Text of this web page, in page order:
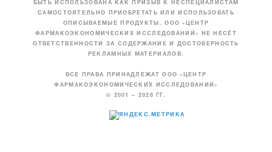
БЫТЬ ИСПОЛЬЗОВАНА КАК ПРИЗЫВ К НЕСПЕЦИАЛИСТАМ
САМОСТОЯТЕЛЬНО ПРИОБРЕТАТЬ ИЛИ ИСПОЛЬЗОВАТЬ
ОПИСЫВАЕМЫЕ ПРОДУКТЫ. ООО «ЦЕНТР
ФАРМАКОЭКОНОМИЧЕСКИХ ИССЛЕДОВАНИЙ» НЕ НЕСЁТ
ОТВЕТСТВЕННОСТИ ЗА СОДЕРЖАНИЕ И ДОСТОВЕРНОСТЬ
РЕКЛАМНЫХ МАТЕРИАЛОВ.
ВСЕ ПРАВА ПРИНАДЛЕЖАТ ООО «ЦЕНТР
ФАРМАКОЭКОНОМИЧЕСКИХ ИССЛЕДОВАНИЙ»
© 2001 – 2026 ГГ.